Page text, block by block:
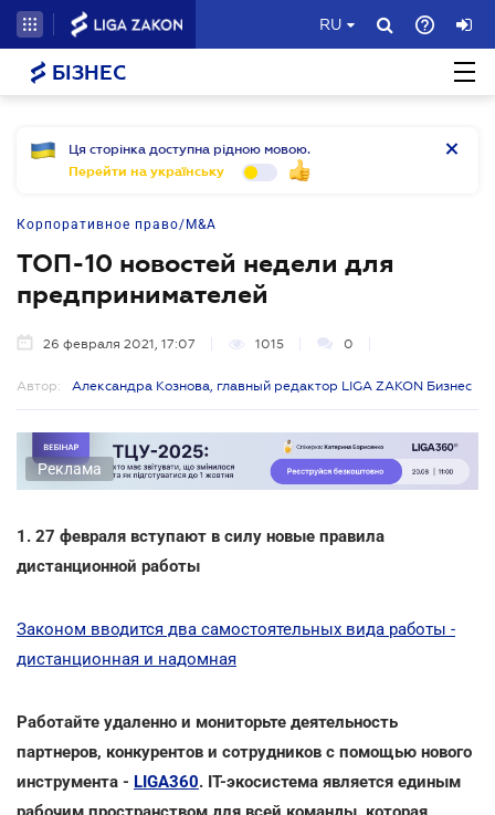
RU
БІЗНЕС
Ця сторінка доступна рідною мовою.
Перейти на українську
Корпоративное право/M&A
ТОП-10 новостей недели для
предпринимателей
26 февраля 2021, 17:07 1015 0
Автор: Александра Кознова, главный редактор LIGA ZAKON Бизнес
Реклама
1. 27 февраля вступают в силу новые правила
дистанционной работы
Законом вводится два самостоятельных вида работы -
дистанционная и надомная
Работайте удаленно и мониторьте деятельность
партнеров, конкурентов и сотрудников с помощью нового
инструмента - LIGA360. IT-экосистема является единым